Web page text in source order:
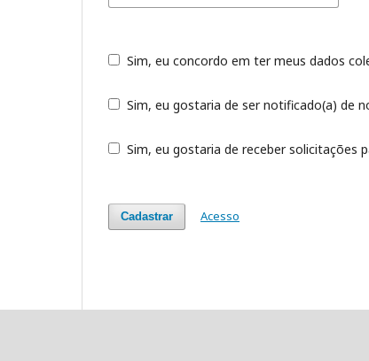
Sim, eu concordo em ter meus dados
Sim, eu gostaria de ser notificado(a) de
Sim, eu gostaria de receber solicitações
Cadastrar Acesso